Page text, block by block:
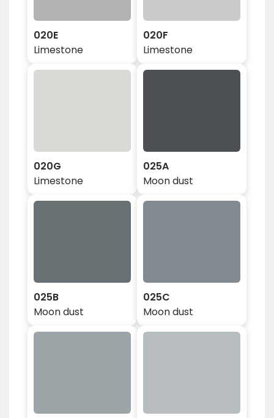
020E
Limestone
020F
Limestone
020G
Limestone
025A
Moon dust
025B
Moon dust
025C
Moon dust